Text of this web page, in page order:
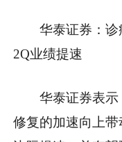
华泰证券：
2Q业绩提速
华泰证券表
修复的加速向上